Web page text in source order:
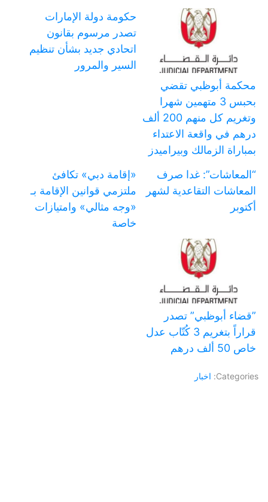
محكمة أبوظبي تقضي
بحبس 3 متهمين شهرا
وتغريم كل منهم 200 ألف
درهم في واقعة الاعتداء
بمباراة الزمالك وبيراميدز
حكومة دولة الإمارات
تصدر مرسوم بقانون
اتحادي جديد بشأن تنظيم
السير والمرور
“المعاشات”: غدا صرف
المعاشات التقاعدية لشهر
أكتوبر
«إقامة دبي» تكافئ
ملتزمي قوانين الإقامة بـ
«وجه مثالي» وامتيازات
خاصة
‏”قضاء أبوظبي” تصدر
قراراً بتغريم 3 كُتّاب عدل
خاص 50 ألف درهم
Categories: اخبار